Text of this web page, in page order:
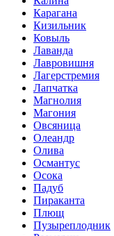
Карагана
Кизильник
Ковыль
Лаванда
Лавровишня
Лагерстремия
Лапчатка
Магнолия
Магония
Овсяница
Олеандр
Олива
Османтус
Осока
Падуб
Пираканта
Плющ
Пузыреплодник